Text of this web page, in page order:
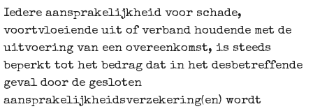
Iedere aansprakelijkheid voor schade,
voortvloeiende uit of verband houdende met de
uitvoering van een overeenkomst, is steeds
beperkt tot het bedrag dat in het desbetreffende
geval door de gesloten
aansprakelijkheidsverzekering(en) wordt